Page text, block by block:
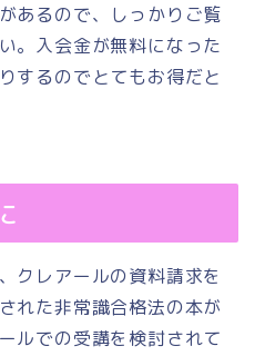
あるので、しっかりご覧
。入会金が無料になった
するのでとてもお得だと
クレアールの資料請求を
れた非常識合格法の本が
ルでの受講を検討されて